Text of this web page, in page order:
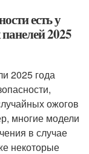
есть у
2025
2025 года
ожогов
многие модели
в случае
некоторые